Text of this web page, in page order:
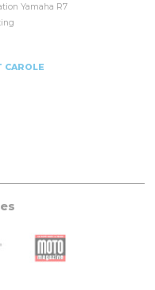
Yamaha R7
CAROLE